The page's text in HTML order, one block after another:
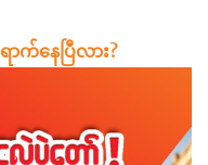
ာက်နေပြီလား?